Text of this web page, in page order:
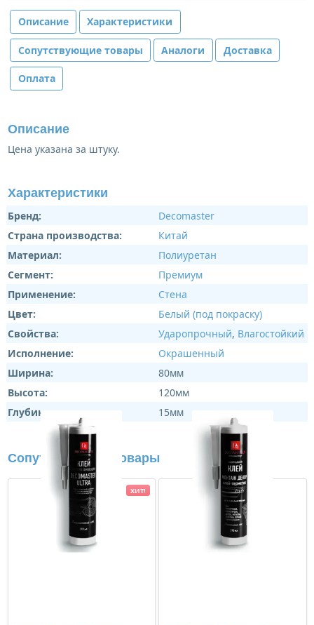
Описание Характеристики
Сопутствующие товары Аналоги Доставка
Оплата
Описание
Цена указана за штуку.
Характеристики
Бренд:
Decomaster
Страна производства:
Китай
Материал:
Полиуретан
Сегмент:
Премиум
Применение:
Стена
Цвет:
Белый (под покраску)
Свойства:
Ударопрочный, Влагостойкий
Исполнение:
Окрашенный
Ширина:
80мм
Высота:
120мм
Глубина:
15мм
Сопутствующие товары
ХИТ!